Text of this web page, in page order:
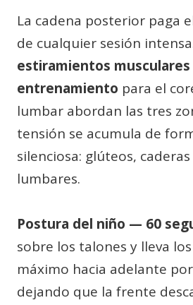
La cadena posterior paga
de cualquier sesión
estiramientos
entrenamiento para el
lumbar abordan las tres
tensión se acumula de
silenciosa: glúteos,
lumbares.
Postura del niño — 60
sobre los talones y lleva
máximo hacia adelante
dejando que la frente